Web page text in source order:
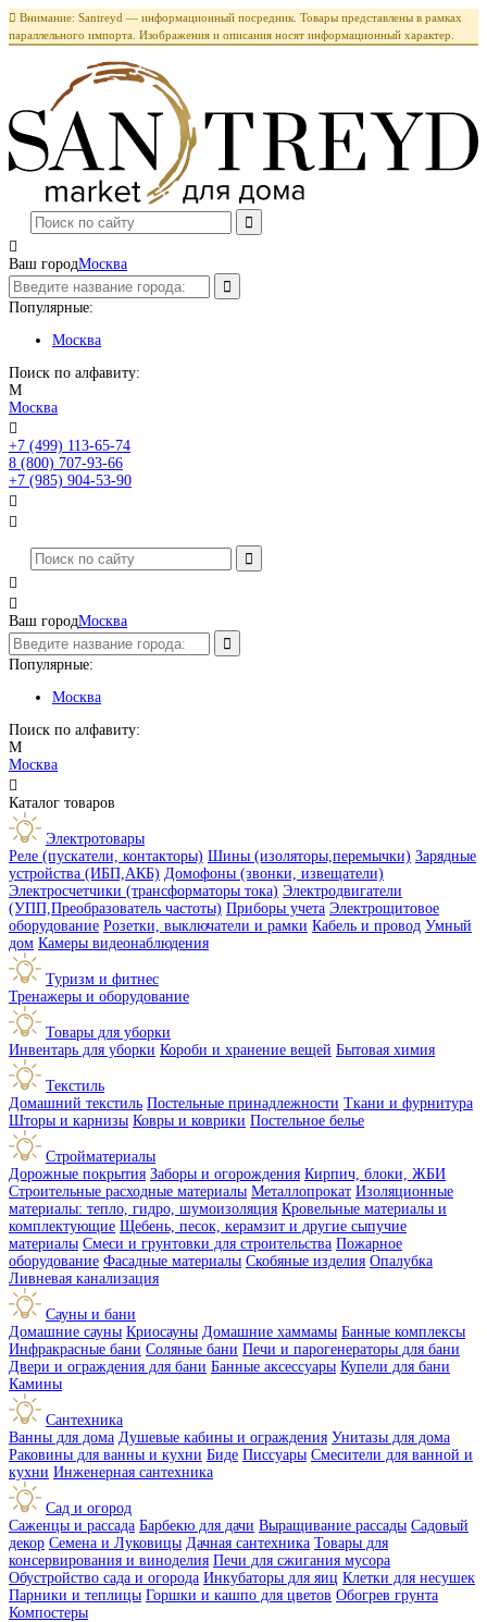
 Внимание: Santreyd — информационный посредник. Товары представлены в рамках
параллельного импорта. Изображения и описания носят информационный характер.

Ваш городМосква
Популярные:
Москва
Поиск по алфавиту:
М
Москва

+7 (499) 113-65-74
8 (800) 707-93-66
+7 (985) 904-53-90




Ваш городМосква
Популярные:
Москва
Поиск по алфавиту:
М
Москва

Каталог товаров
Электротовары
Реле (пускатели, контакторы) Шины (изоляторы,перемычки) Зарядные
устройства (ИБП,АКБ) Домофоны (звонки, извещатели)
Электросчетчики (трансформаторы тока) Электродвигатели
(УПП,Преобразователь частоты) Приборы учета Электрощитовое
оборудование Розетки, выключатели и рамки Кабель и провод Умный
дом Камеры видеонаблюдения
Туризм и фитнес
Тренажеры и оборудование
Товары для уборки
Инвентарь для уборки Короби и хранение вещей Бытовая химия
Текстиль
Домашний текстиль Постельные принадлежности Ткани и фурнитура
Шторы и карнизы Ковры и коврики Постельное белье
Стройматериалы
Дорожные покрытия Заборы и огорождения Кирпич, блоки, ЖБИ
Строительные расходные материалы Металлопрокат Изоляционные
материалы: тепло, гидро, шумоизоляция Кровельные материалы и
комплектующие Щебень, песок, керамзит и другие сыпучие
материалы Смеси и грунтовки для строительства Пожарное
оборудование Фасадные материалы Скобяные изделия Опалубка
Ливневая канализация
Сауны и бани
Домашние сауны Криосауны Домашние хаммамы Банные комплексы
Инфракрасные бани Соляные бани Печи и парогенераторы для бани
Двери и ограждения для бани Банные аксессуары Купели для бани
Камины
Сантехника
Ванны для дома Душевые кабины и ограждения Унитазы для дома
Раковины для ванны и кухни Биде Писсуары Смесители для ванной и
кухни Инженерная сантехника
Сад и огород
Саженцы и рассада Барбекю для дачи Выращивание рассады Садовый
декор Семена и Луковицы Дачная сантехника Товары для
консервирования и виноделия Печи для сжигания мусора
Обустройство сада и огорода Инкубаторы для яиц Клетки для несушек
Парники и теплицы Горшки и кашпо для цветов Обогрев грунта
Компостеры